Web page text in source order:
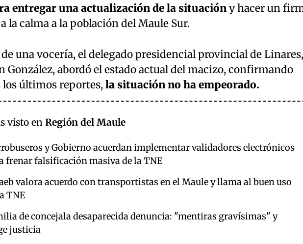
entregar una actualización de la situacióny hacer un
la calma a la población del Maule Sur.
una vocería, el delegado presidencial provincial de Linares,
González, abordó el estado actual del macizo, confirmando
los últimos reportes,la situación no ha empeorado.
visto en Región del Maule
y Gobierno acuerdan implementar validadores electrónicos
frenar falsificación masiva de la TNE
valora acuerdo con transportistas en el Maule y llama al buen uso
TNE
de concejala desaparecida denuncia: "mentiras gravísimas" y
justicia